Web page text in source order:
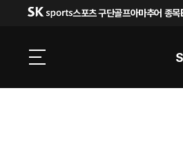
스포츠 구단골프아마추어 종목